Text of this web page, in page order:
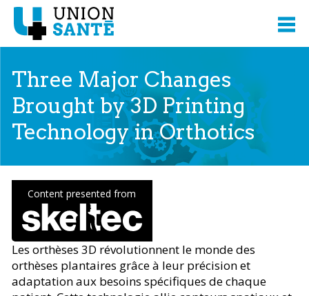
Three Major Changes
Brought by 3D Printing
Technology in Orthotics
Content presented from
Les orthèses 3D révolutionnent le monde des
orthèses plantaires grâce à leur précision et
adaptation aux besoins spécifiques de chaque